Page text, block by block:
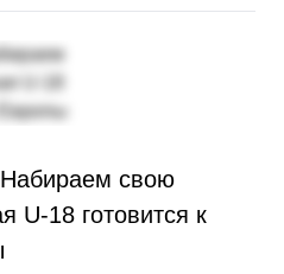
свою
U-18 готовится к